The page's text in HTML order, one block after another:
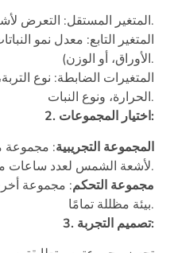
المتغير المستقل: التعرض لأشعة الشمس.
المتغير التابع: معدل نمو
الأوراق، أو الوزن).
المتغيرات الضابطة: نوع
الحرارة، ونوع النبات.
2. اختيار المجموعات:
المجموعة التجريبية: مجموعة
لأشعة الشمس لعدد ساعات محدد.
مجموعة التحكم: مجموعة
بيئة مظللة تمامًا.
3. تصميم التجربة: